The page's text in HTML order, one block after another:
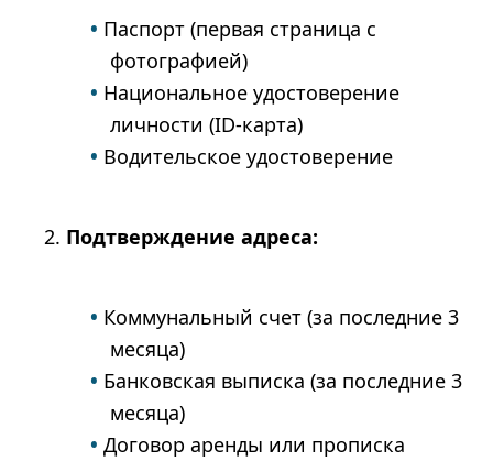
Паспорт (первая страница с
фотографией)
Национальное удостоверение
личности (ID-карта)
Водительское удостоверение
Подтверждение адреса:
Коммунальный счет (за последние 3
месяца)
Банковская выписка (за последние 3
месяца)
Договор аренды или прописка